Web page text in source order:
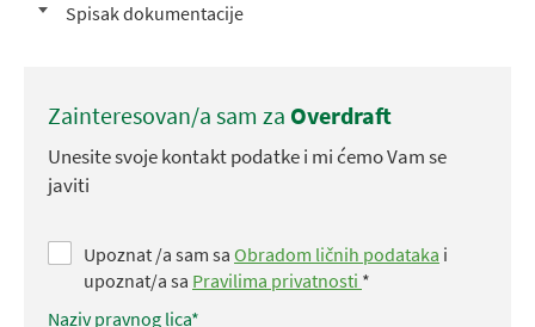
Spisak dokumentacije
Zainteresovan/a sam za Overdraft
Unesite svoje kontakt podatke i mi ćemo Vam se
javiti
Upoznat /a sam sa Obradom ličnih podataka i
upoznat/a sa Pravilima privatnosti *
Naziv pravnog lica*